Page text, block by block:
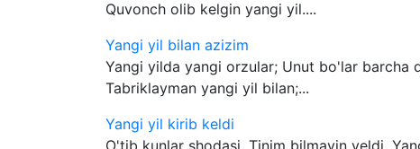
Quvonch olib kelgin yangi yil....
Yangi yil bilan azizim
Yangi yilda yangi orzular; Unut bo'lar barcha
Tabriklayman yangi yil bilan;...
Yangi yil kirib keldi
O'tib kunlar shodasi, Tinim bilmayin yeldi,